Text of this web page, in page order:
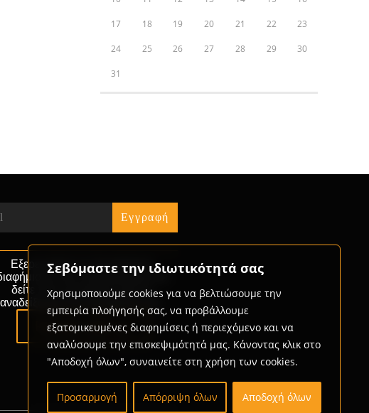
Σεβόμαστε την ιδιωτικότητά σας
Χρησιμοποιούμε cookies για να βελτιώσουμε την
εμπειρία πλοήγησής σας, να προβάλλουμε
εξατομικευμένες διαφημίσεις ή περιεχόμενο και να
αναλύσουμε την επισκεψιμότητά μας. Κάνοντας κλικ στο
"Αποδοχή όλων", συναινείτε στη χρήση των cookies.
Προσαρμογή Απόρριψη όλων Αποδοχή όλων
17 18 19 20 21 22 23
24 25 26 27 28 29 30
31
Εξερευνήστε τις δυνατότητες
που προσφέρουμε και
δείτε πώς μπορούμε μαζί να
αναδείξουμε την επιχείρησή σας.
Partner with us